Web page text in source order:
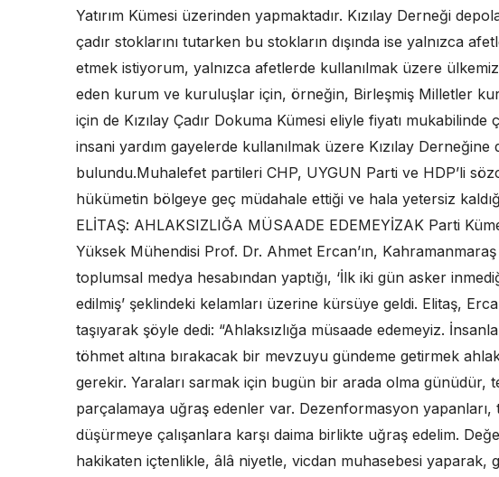
Yatırım Kümesi üzerinden yapmaktadır. Kızılay Derneği
çadır stoklarını tutarken bu stokların dışında ise yalnızca
etmek istiyorum, yalnızca afetlerde kullanılmak üzere
eden kurum ve kuruluşlar için, örneğin, Birleşmiş Milletler
için de Kızılay Çadır Dokuma Kümesi eliyle fiyatı
insani yardım gayelerde kullanılmak üzere Kızılay Derneğine
bulundu.Muhalefet partileri CHP, UYGUN Parti ve HDP’li
hükümetin bölgeye geç müdahale ettiği ve hala yetersiz
ELİTAŞ: AHLAKSIZLIĞA MÜSAADE EDEMEYİZAK Parti
Yüksek Mühendisi Prof. Dr. Ahmet Ercan’ın,
toplumsal medya hesabından yaptığı, ‘İlk iki gün asker
edilmiş’ şeklindeki kelamları üzerine kürsüye geldi. Elitaş,
taşıyarak şöyle dedi: “Ahlaksızlığa müsaade edemeyiz.
töhmet altına bırakacak bir mevzuyu gündeme getirmek
gerekir. Yaraları sarmak için bugün bir arada olma günüdür,
parçalamaya uğraş edenler var. Dezenformasyon
düşürmeye çalışanlara karşı daima birlikte uğraş edelim.
hakikaten içtenlikle, âlâ niyetle, vicdan muhasebesi yaparak,